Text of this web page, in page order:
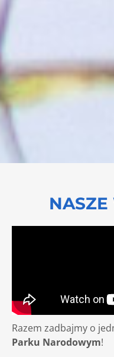
Razem zadbajmy o
Parku Narodowym!